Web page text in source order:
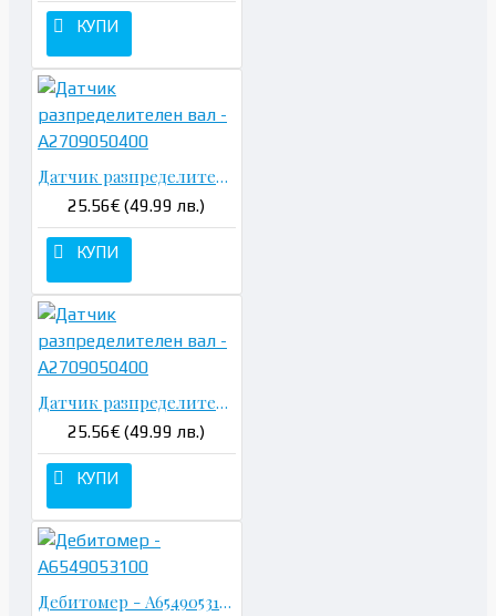
КУПИ
Датчик разпределителен вал - A2709050400
25.56€ (49.99 лв.)
КУПИ
Датчик разпределителен вал - A2709050400
25.56€ (49.99 лв.)
КУПИ
Дебитомер - A6549053100